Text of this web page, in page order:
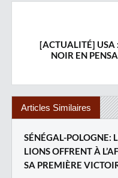
[ACTUALITÉ] USA
NOIR EN
Articles Similaires
SÉNÉGAL-POLOGNE:
LIONS OFFRENT À
SA PREMIÈRE